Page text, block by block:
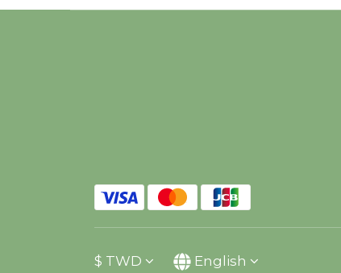
$ TWD English